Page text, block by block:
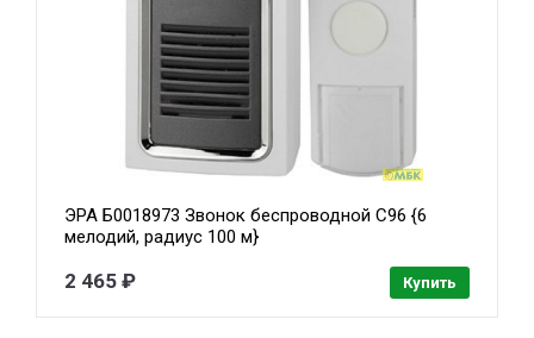
ЭРА Б0018973 Звонок беспроводной C96 {6
мелодий, радиус 100 м}
2 465 ₽ Купить